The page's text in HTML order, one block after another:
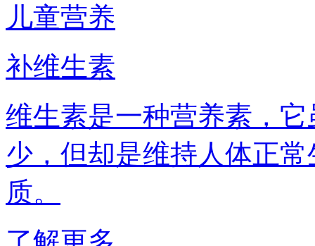
儿童营养
补维生素
维生素是一种营养素，
少，但却是维持人体正
质。